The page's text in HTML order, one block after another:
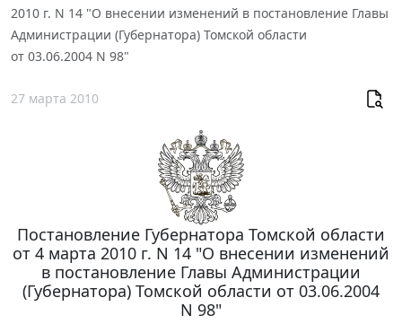
2010 г. N 14 "О внесении изменений в постановление Главы
Администрации (Губернатора) Томской области
от 03.06.2004 N 98"
27 марта 2010
Постановление Губернатора Томской области
от 4 марта 2010 г. N 14 "О внесении изменений
в постановление Главы Администрации
(Губернатора) Томской области от 03.06.2004
N 98"